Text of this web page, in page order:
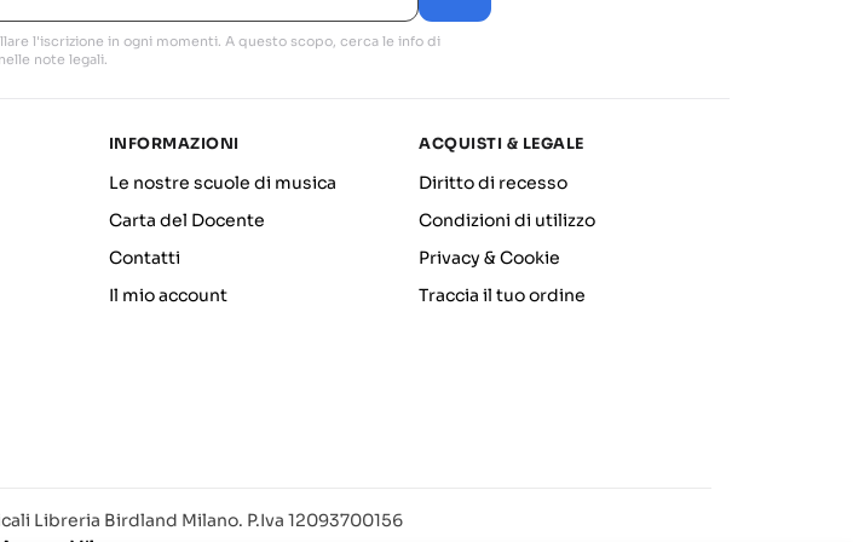
l'iscrizione in ogni momenti. A questo scopo, cerca le info di
note legali.
INFORMAZIONI
Le nostre scuole di musica
Carta del Docente
Contatti
Il mio account
ACQUISTI & LEGALE
Diritto di recesso
Condizioni di utilizzo
Privacy & Cookie
Traccia il tuo ordine
Libreria Birdland Milano. P.Iva 12093700156